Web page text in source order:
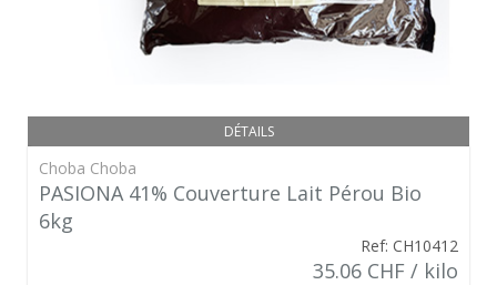
DÉTAILS
Choba Choba
PASIONA 41% Couverture Lait Pérou Bio
6kg
Ref: CH10412
35.06 CHF / kilo